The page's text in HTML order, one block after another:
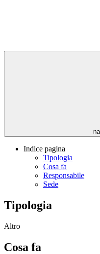
Indice pagina
Tipologia
Cosa fa
Responsabile
Sede
Tipologia
Altro
Cosa fa